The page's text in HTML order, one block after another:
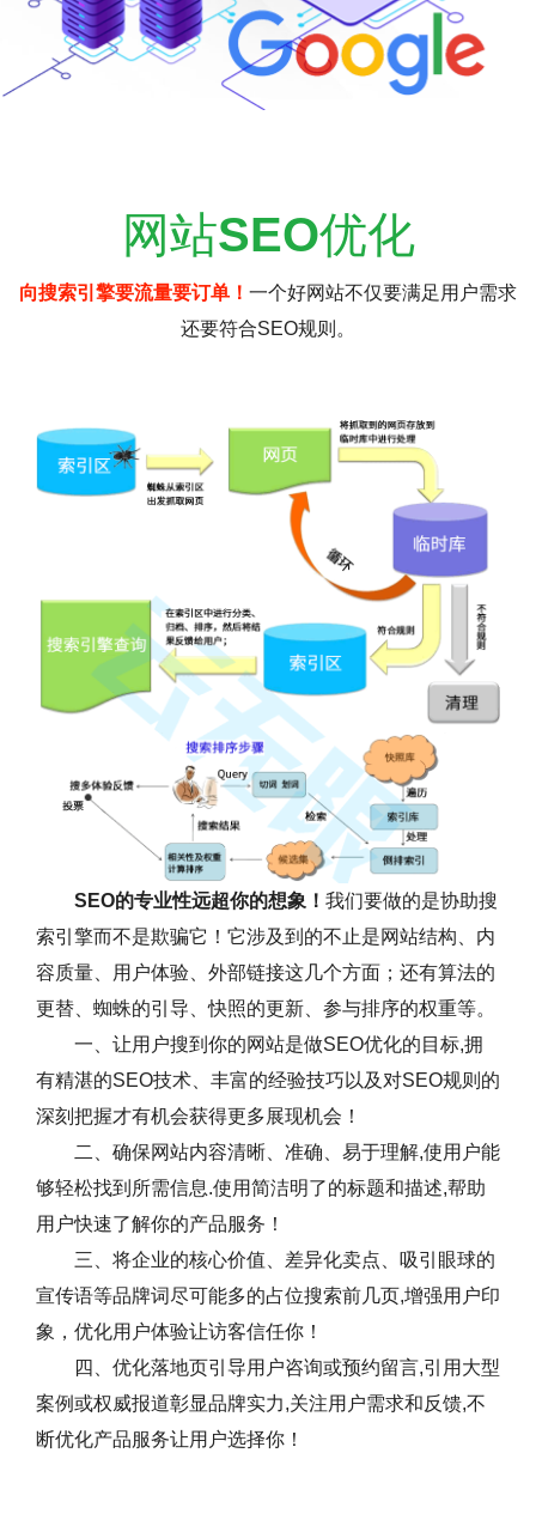
网站SEO优化
向搜索引擎要流量要订单！ 一个好网站不仅要满足用户需求
还要符合SEO规则。
SEO的专业性远超你的想象！ 我们要做的是协助搜
索引擎而不是欺骗它！它涉及到的不止是网站结构、内
容质量、用户体验、外部链接这几个方面；还有算法的
更替、蜘蛛的引导、快照的更新、参与排序的权重等。
一、让用户搜到你的网站是做SEO优化的目标,拥
有精湛的SEO技术、丰富的经验技巧以及对SEO规则的
深刻把握才有机会获得更多展现机会！
二、确保网站内容清晰、准确、易于理解,使用户能
够轻松找到所需信息.使用简洁明了的标题和描述,帮助
用户快速了解你的产品服务！
三、将企业的核心价值、差异化卖点、吸引眼球的
宣传语等品牌词尽可能多的占位搜索前几页,增强用户印
象，优化用户体验让访客信任你！
四、优化落地页引导用户咨询或预约留言,引用大型
案例或权威报道彰显品牌实力,关注用户需求和反馈,不
断优化产品服务让用户选择你！